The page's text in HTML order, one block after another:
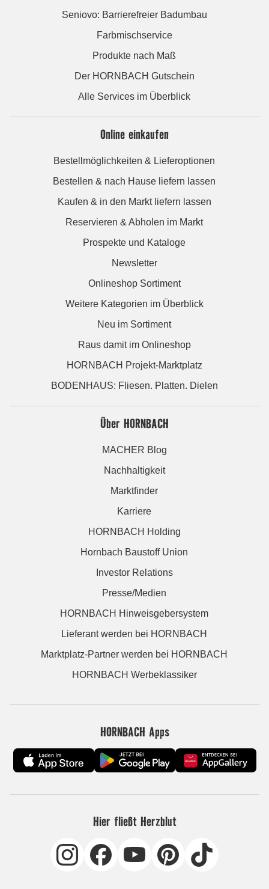
Seniovo: Barrierefreier Badumbau
Farbmischservice
Produkte nach Maß
Der HORNBACH Gutschein
Alle Services im Überblick
Online einkaufen
Bestellmöglichkeiten & Lieferoptionen
Bestellen & nach Hause liefern lassen
Kaufen & in den Markt liefern lassen
Reservieren & Abholen im Markt
Prospekte und Kataloge
Newsletter
Onlineshop Sortiment
Weitere Kategorien im Überblick
Neu im Sortiment
Raus damit im Onlineshop
HORNBACH Projekt-Marktplatz
BODENHAUS: Fliesen. Platten. Dielen
Über HORNBACH
MACHER Blog
Nachhaltigkeit
Marktfinder
Karriere
HORNBACH Holding
Hornbach Baustoff Union
Investor Relations
Presse/Medien
HORNBACH Hinweisgebersystem
Lieferant werden bei HORNBACH
Marktplatz-Partner werden bei HORNBACH
HORNBACH Werbeklassiker
HORNBACH Apps
Hier fließt Herzblut